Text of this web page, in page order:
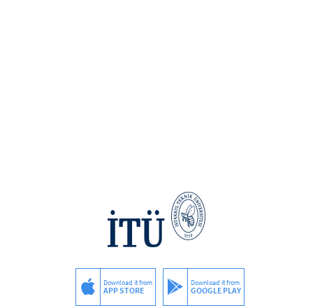
Download it from
APP STORE
Download it from
GOOGLE PLAY